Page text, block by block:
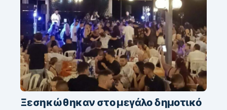
Ξεσηκώθηκαν στο μεγάλο δημοτικό